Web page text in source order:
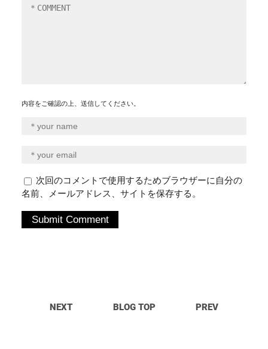
内容をご確認の上、送信してください。
次回のコメントで使用するためブラウザーに自分の
名前、メールアドレス、サイトを保存する。
NEXT BLOG TOP PREV